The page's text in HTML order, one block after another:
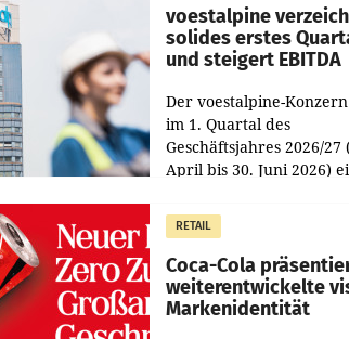
werden.
voestalpine
solides erstes
und steigert EBITDA
Der voestalpine-
im 1. Quartal des
Geschäftsjahres 2026/27
April bis 30. Juni 2026)
Der Umsatz stieg im
zur Vorjahresperiode
RETAIL
Coca-Cola
weiterentwickelte
Markenidentität